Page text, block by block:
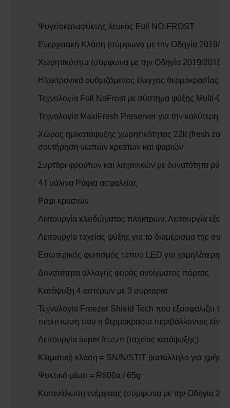
Ψυγείοκαταψύκτης λευκός Full NO-FROST
Ενεργειακή Κλάση (σύμφωνα με την Οδηγία 2019/
Χωρητικότητα (σύμφωνα με την Οδηγία 2019/2016)
Ηλεκτρονικά ρυθμιζόμενος έλεγχος θερμοκρασίας
Τεχνολογία Full NoFrost με σύστημα ψύξης Multi-
Τεχνολογία MaxiFresh Preserver για την καλύτερη
Χώρος ημικατάψυξης χωρητικότητας 22lt (fresh
συντήρηση νωπών κρεάτων και ψαριών
Συρτάρι φρούτων και λαχανικών με δυνατότητα
4 Γυάλινα Ράφια ασφαλείας
Ράφι κρασιών
Λειτουργία κλειδώματος πλήκτρων. Λειτουργία
Λειτουργία ταχείας ψύξης για το διαμέρισμα της
Εσωτερικός φωτισμός τύπου LED για χαμηλότερη
Δυνατότητα αλλαγής φοράς ανοίγματος πόρτας
Κατάψυξη 4 αστέρων με 3 συρτάρια
Τεχνολογία Freezer Shield Tech που εξασφαλίζει
περίπτωση που η θερμοκρασία περιβάλλοντος είναι
Λειτουργία super freeze (ταχείας κατάψυξης)
Κλιματική κλάση = SΝ/N/ST/Τ (κατάλληλο για
Ψυκτικό μέσο = R600a / 65g
Κατανάλωση ενέργειας (σύμφωνα με την Οδηγία